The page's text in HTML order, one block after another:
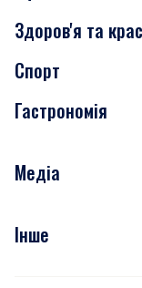
Сьогодні
Завтра
Субота
Здоров'я та
Медицина
Краса
Спорт
Гастрономія
Рецепти
Медіа
Фото
Інше